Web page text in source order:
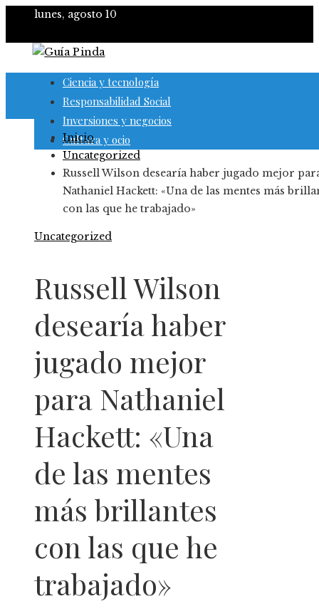
lunes, agosto 10
Ciencia y tecnología
Responsabilidad Social
Inversiones y negocios
Cultura y ocio
Inicio
Uncategorized
Russell Wilson desearía haber jugado mejor
Nathaniel Hackett: «Una de las mentes más
con las que he trabajado»
Uncategorized
Russell Wilson
desearía haber
jugado mejor
para Nathaniel
Hackett: «Una
de las mentes
más brillantes
con las que he
trabajado»